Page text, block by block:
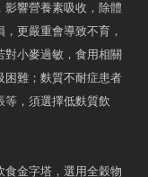
影響營養素吸收，除體
更嚴重會導致不育，
對小麥過敏，食用相關
困難；麩質不耐症患者
等，須選擇低麩質飲
食金字塔，選用全穀物